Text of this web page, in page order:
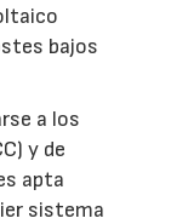
bajos
a los
y de
apta
sistema